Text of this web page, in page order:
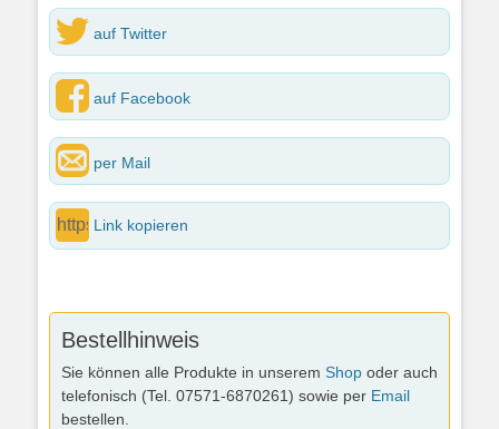
auf Twitter
auf Facebook
per Mail
Link kopieren
Bestellhinweis
Sie können alle Produkte in unserem Shop oder auch
telefonisch (Tel. 07571-6870261) sowie per Email
bestellen.